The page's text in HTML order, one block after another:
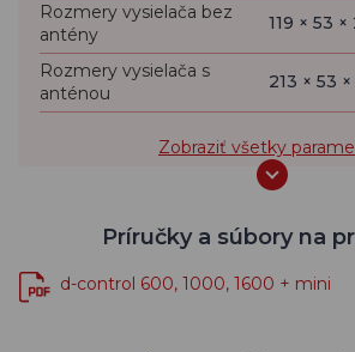
Rozmery vysielača bez
antény
119 × 53
Rozmery vysielača s
anténou
213 × 53
Zobraziť všetky
Príručky a súbory na
d-control 600, 1000, 1600 + mini